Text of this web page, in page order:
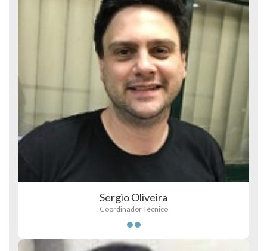
Sergio Oliveira
Coordinador Técnico